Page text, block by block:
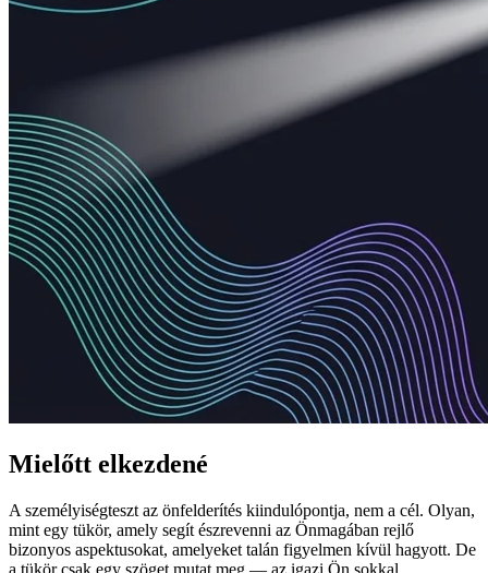
Mielőtt elkezdené
A személyiségteszt az önfelderítés kiindulópontja, nem a cél. Olyan,
mint egy tükör, amely segít észrevenni az Önmagában rejlő
bizonyos aspektusokat, amelyeket talán figyelmen kívül hagyott. De
a tükör csak egy szöget mutat meg — az igazi Ön sokkal